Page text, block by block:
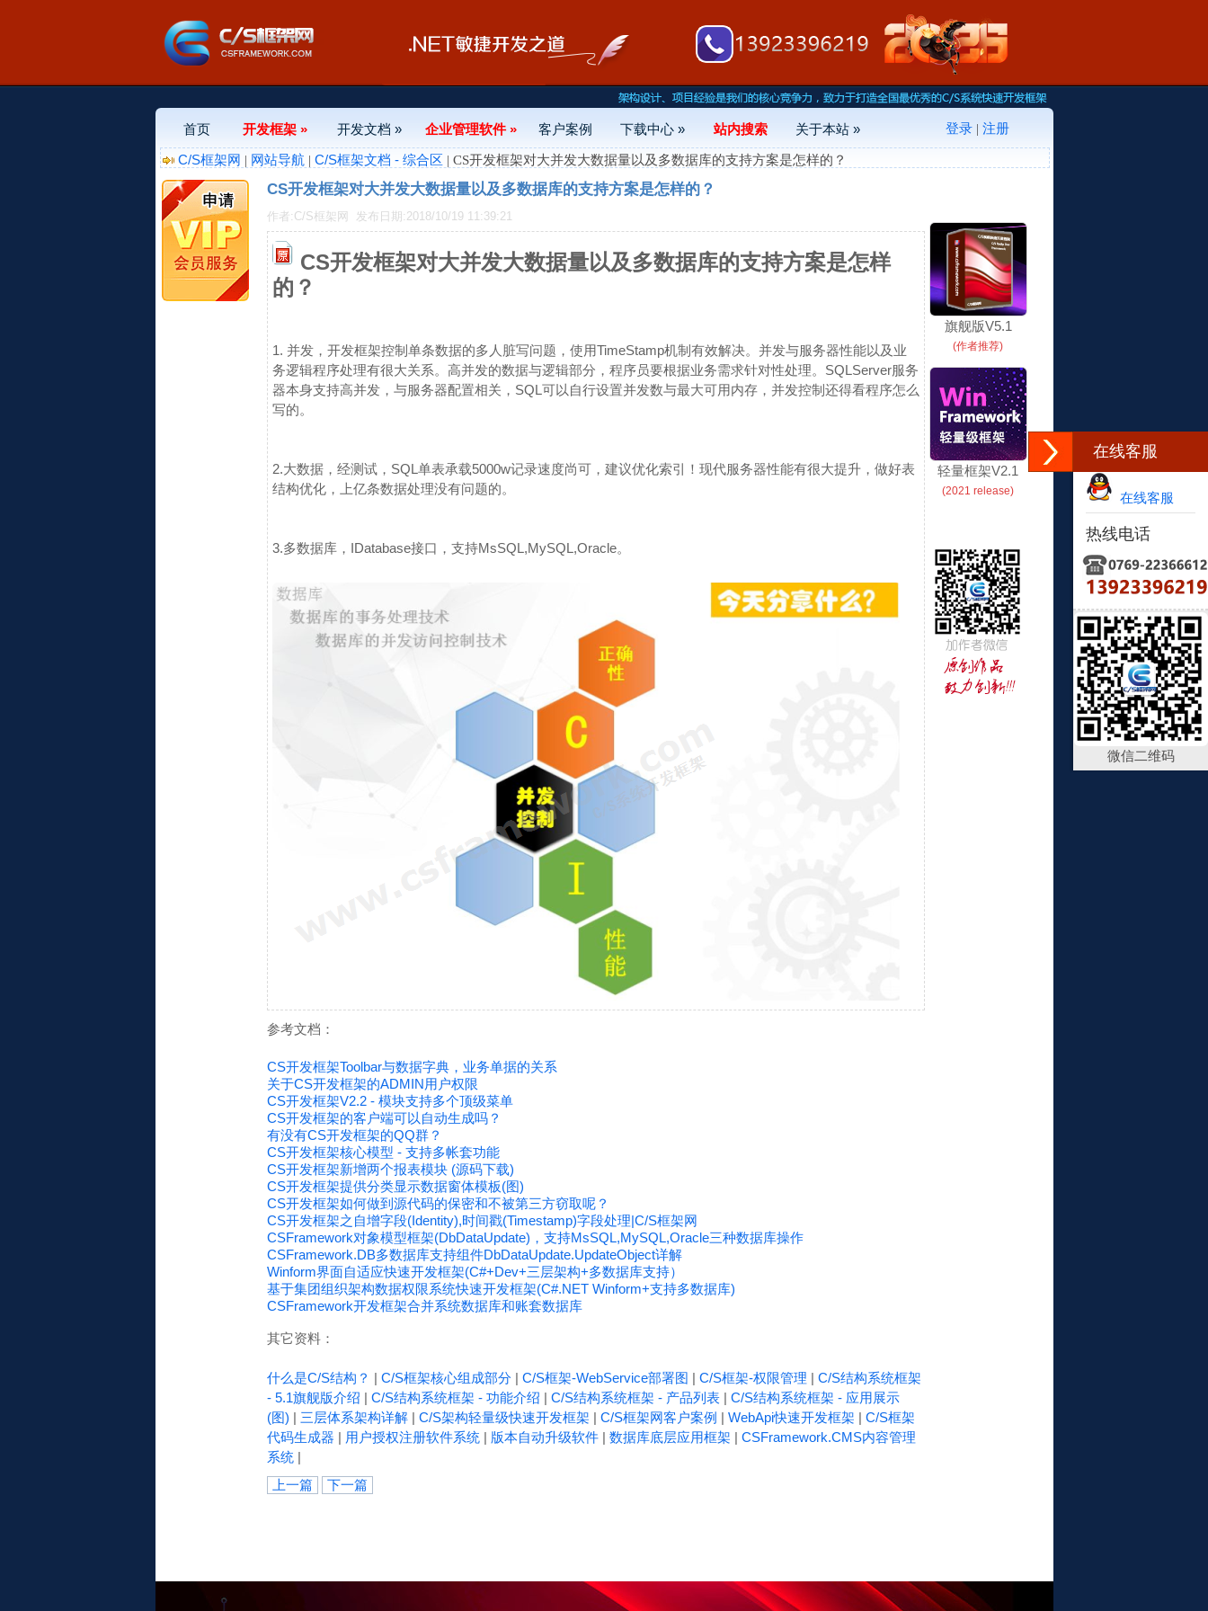
在线客服
在线客服
热线电话
微信二维码
首页 开发框架 » 开发文档 » 企业管理软件 » 客户案例 下载中心 » 站内搜索 关于本站 » 登录| 注册
C/S框架网 | 网站导航 | C/S框架文档 - 综合区 | CS开发框架对大并发大数据量以及多数据库的支持方案是怎样的？
CS开发框架对大并发大数据量以及多数据库的支持方案是怎样的？
作者:C/S框架网 发布日期:2018/10/19 11:39:21
CS开发框架对大并发大数据量以及多数据库的支持方案是怎样
的？
1. 并发，开发框架控制单条数据的多人脏写问题，使用TimeStamp机制有效解决。并发与服务器性能以及业
务逻辑程序处理有很大关系。高并发的数据与逻辑部分，程序员要根据业务需求针对性处理。SQLServer服务
器本身支持高并发，与服务器配置相关，SQL可以自行设置并发数与最大可用内存，并发控制还得看程序怎么
写的。
2.大数据，经测试，SQL单表承载5000w记录速度尚可，建议优化索引！现代服务器性能有很大提升，做好表
结构优化，上亿条数据处理没有问题的。
3.多数据库，IDatabase接口，支持MsSQL,MySQL,Oracle。
参考文档：
CS开发框架Toolbar与数据字典，业务单据的关系
关于CS开发框架的ADMIN用户权限
CS开发框架V2.2 - 模块支持多个顶级菜单
CS开发框架的客户端可以自动生成吗？
有没有CS开发框架的QQ群？
CS开发框架核心模型 - 支持多帐套功能
CS开发框架新增两个报表模块 (源码下载)
CS开发框架提供分类显示数据窗体模板(图)
CS开发框架如何做到源代码的保密和不被第三方窃取呢？
CS开发框架之自增字段(Identity),时间戳(Timestamp)字段处理|C/S框架网
CSFramework对象模型框架(DbDataUpdate)，支持MsSQL,MySQL,Oracle三种数据库操作
CSFramework.DB多数据库支持组件DbDataUpdate.UpdateObject详解
Winform界面自适应快速开发框架(C#+Dev+三层架构+多数据库支持）
基于集团组织架构数据权限系统快速开发框架(C#.NET Winform+支持多数据库)
CSFramework开发框架合并系统数据库和账套数据库
其它资料：
什么是C/S结构？ | C/S框架核心组成部分| C/S框架-WebService部署图 | C/S框架-权限管理 | C/S结构系统框架
- 5.1旗舰版介绍 | C/S结构系统框架 - 功能介绍 | C/S结构系统框架 - 产品列表| C/S结构系统框架 - 应用展示
(图) | 三层体系架构详解| C/S架构轻量级快速开发框架 | C/S框架网客户案例 | WebApi快速开发框架 | C/S框架
代码生成器 | 用户授权注册软件系统| 版本自动升级软件| 数据库底层应用框架 | CSFramework.CMS内容管理
系统|
上一篇
下一篇
旗舰版V5.1
(作者推荐)
轻量框架V2.1
(2021 release)